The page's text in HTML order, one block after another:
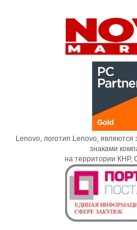
Lenovo, логотип Lenovo,
знаками
на территории КНР,